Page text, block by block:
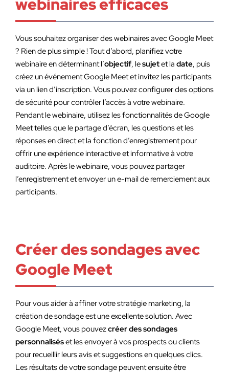
webinaires efficaces
Vous souhaitez organiser des webinaires avec Google Meet
? Rien de plus simple ! Tout d’abord, planifiez votre
webinaire en déterminant l’objectif, lesujetet la date, puis
créez un événement Google Meet et invitez les participants
via un lien d’inscription. Vous pouvez configurer des options
de sécurité pour contrôler l’accès à votre webinaire.
Pendant le webinaire, utilisez les fonctionnalités de Google
Meet telles que le partage d’écran, les questions et les
réponses en direct et la fonction d’enregistrement pour
offrir une expérience interactive et informative à votre
auditoire. Après le webinaire, vous pouvez partager
l’enregistrement et envoyer un e-mail de remerciement aux
participants.
Créer des sondages avec
Google Meet
Pour vous aider à affiner votre stratégie marketing, la
création de sondage est une excellente solution. Avec
Google Meet, vous pouvezcréer des sondages
personnaliséset les envoyer à vos prospects ou clients
pour recueillir leurs avis et suggestions en quelques clics.
Les résultats de votre sondage peuvent ensuite être